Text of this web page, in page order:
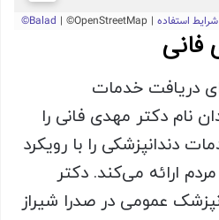
دریافت خدمات
نام دکتر مهدی فانی را
دندانپزشکی را با رویکرد
ارائه می‌کند. دکتر
عمومی در صدرا شیراز